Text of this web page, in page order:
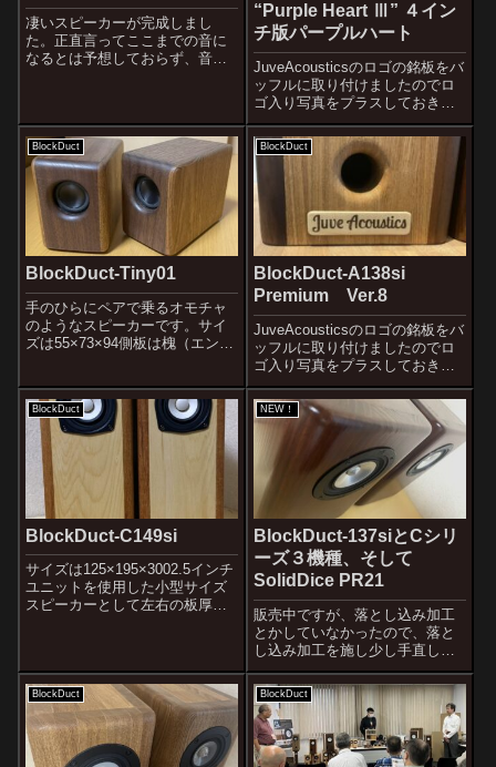
凄いスピーカーが完成しまし
た。正直言ってここまでの音に
なるとは予想しておらず、音出
しれません。これまでも何度か
震えるほど「やったぜ！」とな
っていますが、今回が...
“Purple Heart Ⅲ” ４イン
チ版パープルハート
JuveAcousticsのロゴの銘板をバ
ッフルに取り付けましたのでロ
ゴ入り写真をプラスしておきま
す。４インチのフラグシップ機
のBlockDuct-A138siと同じ
JuveAcousticsのフルネームバー
ジョンの銘板になっておりま
す。メ...
BlockDuct
BlockDuct-Tiny01
手のひらにペアで乗るオモチャ
のようなスピーカーです。サイ
ズは55×73×94側板は槐（エンジ
して製作してみました。ダクト
径6mmでちゃんとバスレフ動作
するのか？という疑問からで
す。...
BlockDuct
BlockDuct-A138si
Premium Ver.8
JuveAcousticsのロゴの銘板をバ
ッフルに取り付けましたのでロ
ゴ入り写真をプラスしておきま
す。JuveAcousticsのフラグシッ
プ機ですので他のJのロゴではな
くJuveAcousticsのフルネームバ
ージョンの銘板になっており
ま...
BlockDuct
BlockDuct-C149si
サイズは125×195×3002.5インチ
ユニットを使用した小型サイズ
スピーカーとして左右の板厚を
ことがわかってきました。シャ
ープな音像フォーカスに寄与し
て...
NEW！
BlockDuct-137siとCシリ
ーズ３機種、そして
SolidDice PR21
販売中ですが、落とし込み加工
とかしていなかったので、落と
し込み加工を施し少し手直しし
ました。落とし込み加工を施
し、表面の艶消し仕上げを、半
艶くらいに変更しました。そこ
で、このモデルを色々試聴した
のですが、こんなに音良かった
かなあ？と思うくら...
BlockDuct BlockDuct